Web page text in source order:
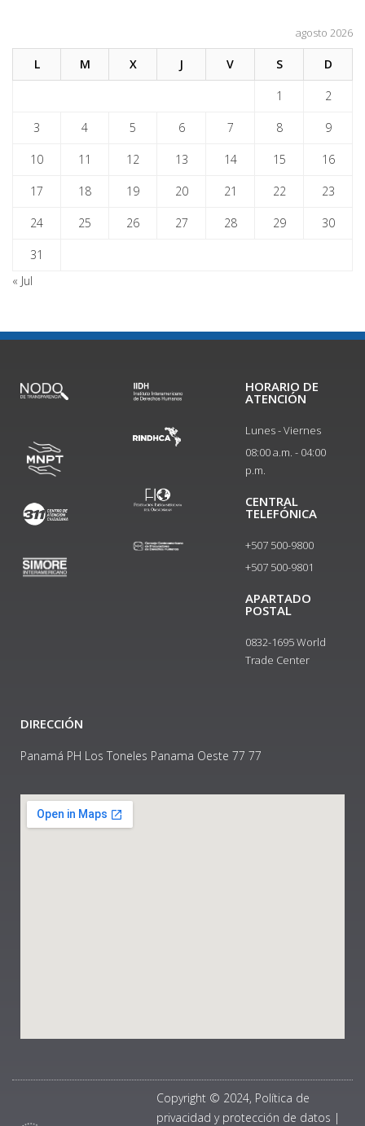
agosto 2026
L M X J V S D
1 2
3 4 5 6 7 8 9
10 11 12 13 14 15 16
17 18 19 20 21 22 23
24 25 26 27 28 29 30
31
« Jul
HORARIO DE
ATENCIÓN
Lunes - Viernes
08:00 a.m. - 04:00
p.m.
CENTRAL
TELEFÓNICA
+507 500-9800
+507 500-9801​
APARTADO
POSTAL
0832-1695 World
Trade Center
DIRECCIÓN
Panamá PH Los Toneles Panama Oeste 77 77
Copyright © 2024, Política de
privacidad y protección de datos |